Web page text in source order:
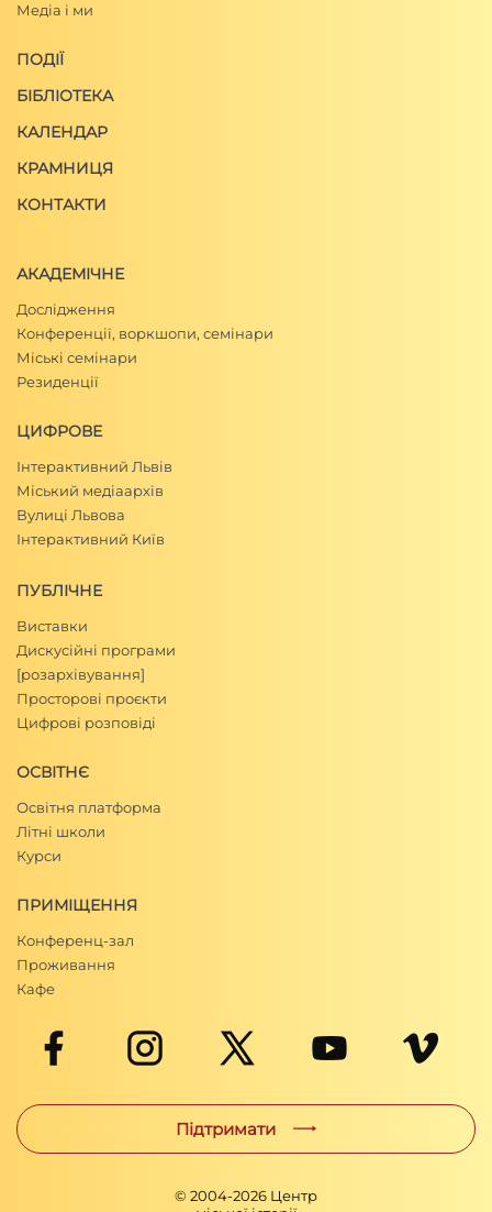
Медіа і ми
ПОДІЇ
БІБЛІОТЕКА
КАЛЕНДАР
КРАМНИЦЯ
КОНТАКТИ
АКАДЕМІЧНЕ
Дослідження
Конференції, воркшопи, семінари
Міські семінари
Резиденції
ЦИФРОВЕ
Інтерактивний Львів
Міський медіаархів
Вулиці Львова
Інтерактивний Київ
ПУБЛІЧНЕ
Виставки
Дискусійні програми
[розархівування]
Просторові проєкти
Цифрові розповіді
ОСВІТНЄ
Освітня платформа
Літні школи
Курси
ПРИМІЩЕННЯ
Конференц-зал
Проживання
Кафе
Підтримати
© 2004-2026 Центр